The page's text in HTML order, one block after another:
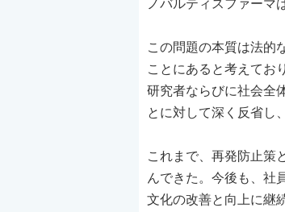
ノバルティスファーマ
この問題の本質は法的
ことにあると考えてお
研究者ならびに社会全
とに対して深く反省し
これまで、再発防止策
んできた。今後も、社
文化の改善と向上に継